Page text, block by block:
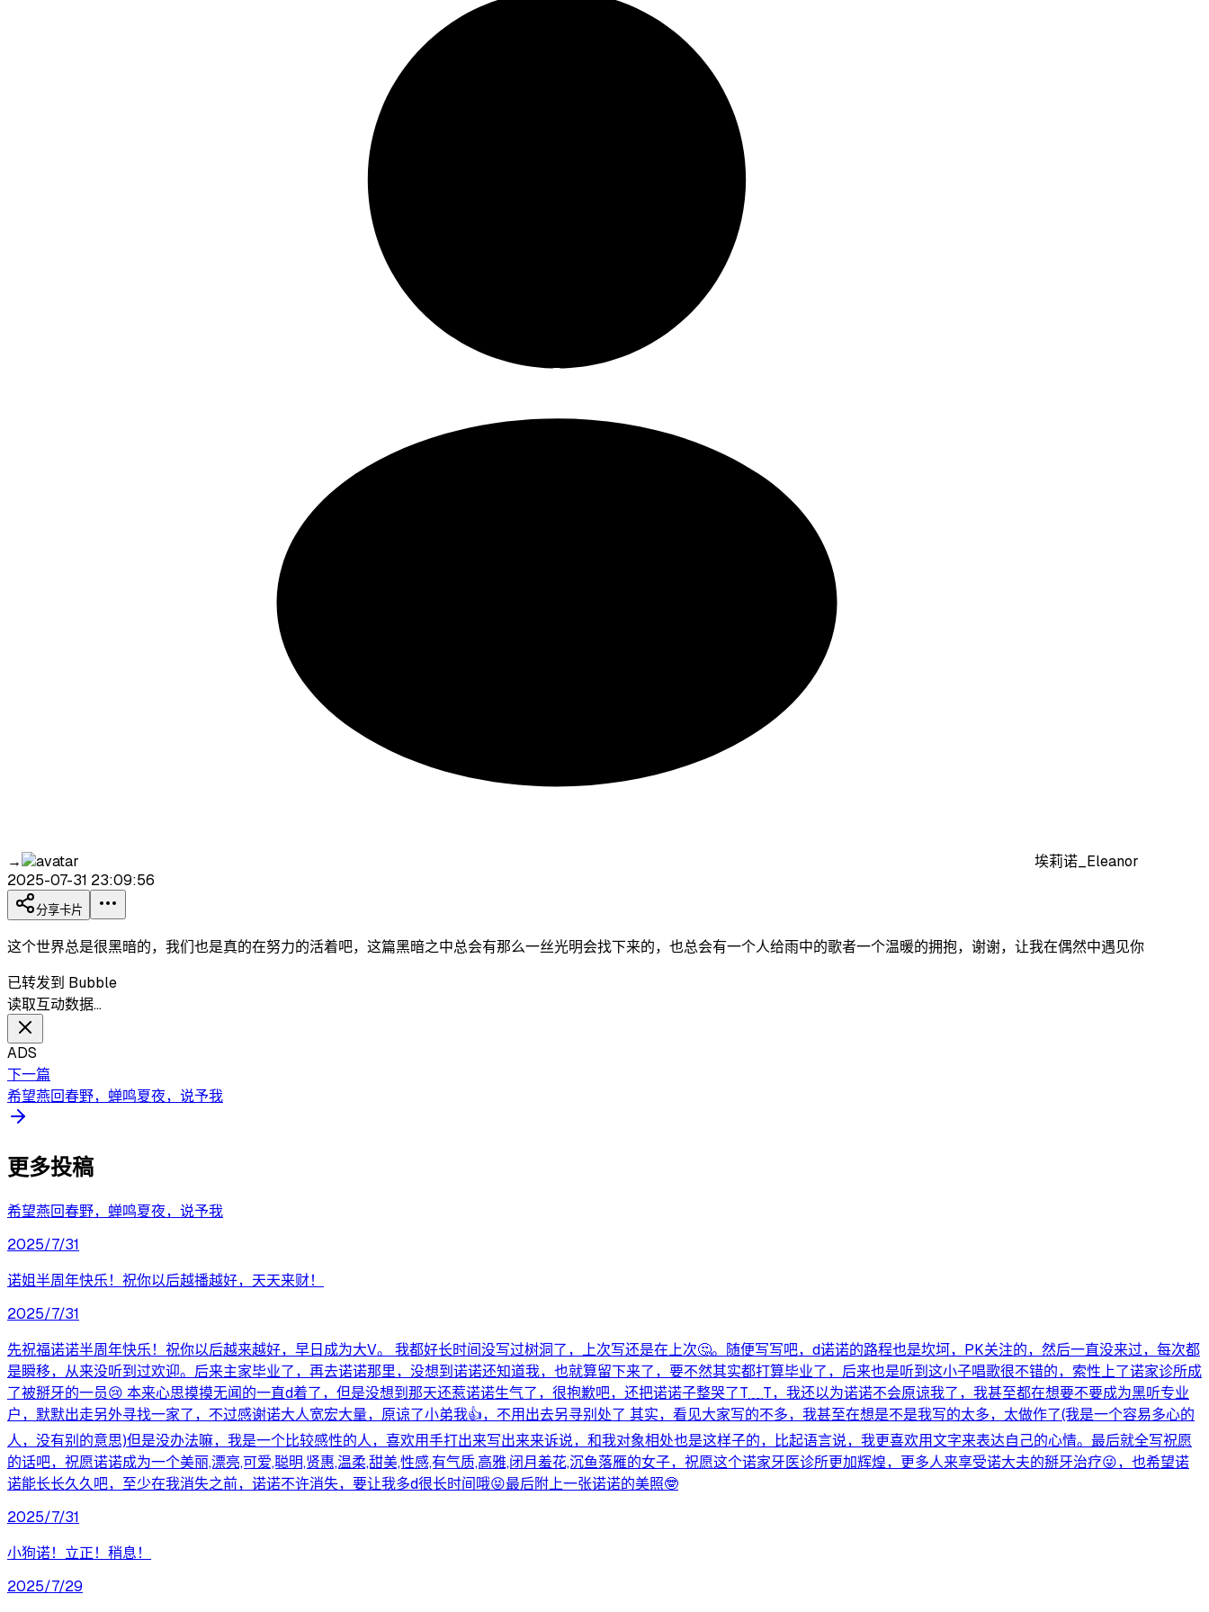
→
埃莉诺_Eleanor
2025-07-31 23:09:56
分享卡片
这个世界总是很黑暗的，我们也是真的在努力的活着吧，这篇黑暗之中总会有那么一丝光明会找下来的，也总会有一个人给雨中的歌者一个温暖的拥抱，谢谢，让我在偶然中遇见你
已转发到 Bubble
读取互动数据…
ADS
下一篇
希望燕回春野，蝉鸣夏夜，说予我
更多投稿
希望燕回春野，蝉鸣夏夜，说予我
2025/7/31
诺姐半周年快乐！祝你以后越播越好，天天来财！
2025/7/31
先祝福诺诺半周年快乐！祝你以后越来越好，早日成为大V。 我都好长时间没写过树洞了，上次写还是在上次🤔。随便写写吧，d诺诺的路程也是坎坷，PK关注的，然后一直没来过，每次都
是瞬移，从来没听到过欢迎。后来主家毕业了，再去诺诺那里，没想到诺诺还知道我，也就算留下来了，要不然其实都打算毕业了，后来也是听到这小子唱歌很不错的，索性上了诺家诊所成
了被掰牙的一员😢 本来心思摸摸无闻的一直d着了，但是没想到那天还惹诺诺生气了，很抱歉吧，还把诺诺子整哭了T﹏T，我还以为诺诺不会原谅我了，我甚至都在想要不要成为黑听专业
户，默默出走另外寻找一家了，不过感谢诺大人宽宏大量，原谅了小弟我👍，不用出去另寻别处了 其实，看见大家写的不多，我甚至在想是不是我写的太多，太做作了(我是一个容易多心的
人，没有别的意思)但是没办法嘛，我是一个比较感性的人，喜欢用手打出来写出来来诉说，和我对象相处也是这样子的，比起语言说，我更喜欢用文字来表达自己的心情。最后就全写祝愿
的话吧，祝愿诺诺成为一个美丽,漂亮,可爱,聪明,贤惠,温柔,甜美,性感,有气质,高雅,闭月羞花,沉鱼落雁的女子，祝愿这个诺家牙医诊所更加辉煌，更多人来享受诺大夫的掰牙治疗😜，也希望诺
诺能长长久久吧，至少在我消失之前，诺诺不许消失，要让我多d很长时间哦😝最后附上一张诺诺的美照🤓
2025/7/31
小狗诺！立正！稍息！
2025/7/29